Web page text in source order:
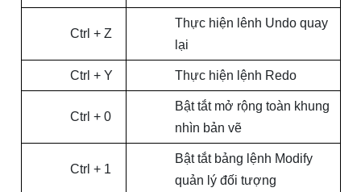
Ctrl + Z
Thực hiện lênh Undo quay
lại
Ctrl + Y Thực hiện lệnh Redo
Ctrl + 0
Bật tắt mở rộng toàn khung
nhìn bản vẽ
Ctrl + 1
Bật tắt bảng lệnh Modify
quản lý đối tượng